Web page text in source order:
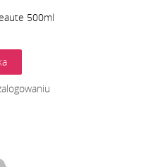
500ml